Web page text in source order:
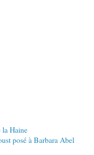
la Haine
posé à Barbara Abel